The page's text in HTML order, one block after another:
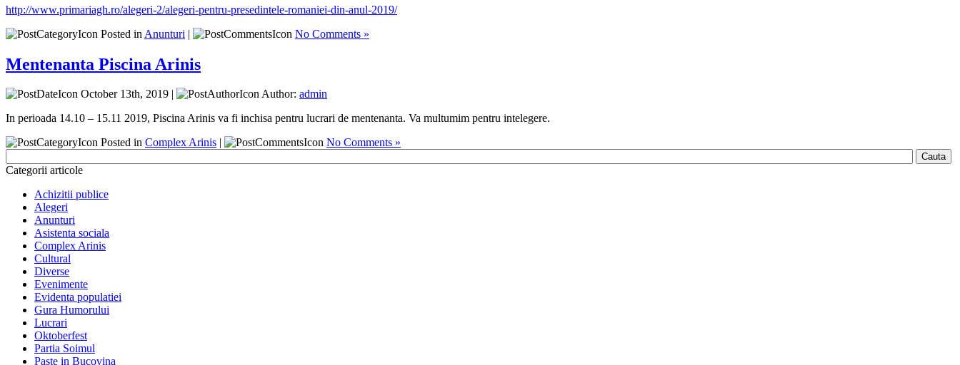
http://www.primariagh.ro/alegeri-2/alegeri-pentru-presedintele-romaniei-din-anul-2019/
Posted in Anunturi | No Comments »
Mentenanta Piscina Arinis
October 13th, 2019 | Author: admin
In perioada 14.10 – 15.11 2019, Piscina Arinis va fi inchisa pentru lucrari de mentenanta. Va multumim pentru intelegere.
Posted in Complex Arinis | No Comments »
Cauta
Categorii articole
Achizitii publice
Alegeri
Anunturi
Asistenta sociala
Complex Arinis
Cultural
Diverse
Evenimente
Evidenta populatiei
Gura Humorului
Lucrari
Oktoberfest
Partia Soimul
Paste in Bucovina